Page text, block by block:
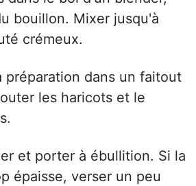
bouillon. Mixer jusqu'à
crémeux.
préparation dans un faitout
les haricots et le
et porter à ébullition. Si la
épaisse, verser un peu